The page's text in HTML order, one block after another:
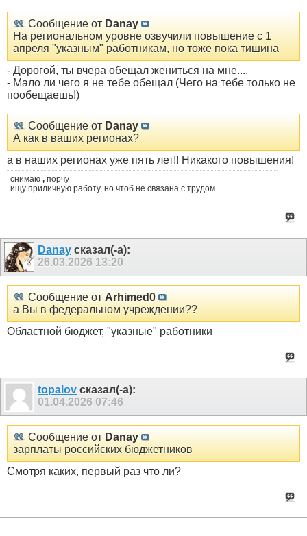
Сообщение от Danay
На региональном уровне озвучили повышение с 1
апреля "указным" работникам, но тоже пока тишина
- Дорогой, ты вчера обещал жениться на мне....
- Мало ли чего я не тебе обещал (Чего на тебе только не
пообещаешь!)
Сообщение от Danay
А как в ваших регионах?
а в наших регионах уже пять лет!! Никакого повышения!
снимаю , порчу
ищу приличную работу, но чтоб не связана с трудом
Danay сказал(-а):
26.03.2026 13:20
Сообщение от Arhimed0
а Вы в федеральном учреждении??
Областной бюджет, "указные" работники
topalov сказал(-а):
01.04.2026 07:46
Сообщение от Danay
зарплаты российских бюджетников
Смотря каких, первый раз что ли?